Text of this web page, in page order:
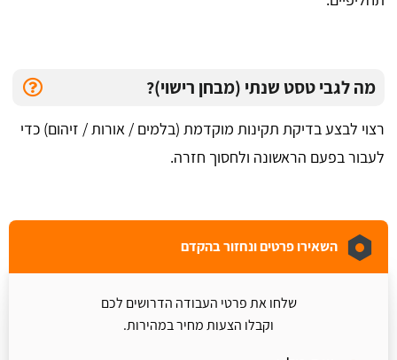
מה לגבי טסט שנתי (מבחן רישוי)?
רצוי לבצע בדיקת תקינות מוקדמת (בלמים / אורות / זיהום) כדי
לעבור בפעם הראשונה ולחסוך חזרה.
השאירו פרטים ונחזור בהקדם
שלחו את פרטי העבודה הדרושים לכם
וקבלו הצעות מחיר במהירות.